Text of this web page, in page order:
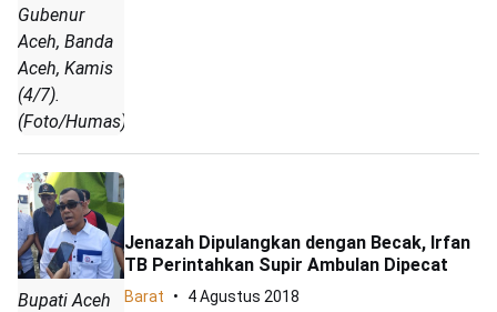
Gubenur
Aceh, Banda
Aceh, Kamis
(4/7).
(Foto/Humas)
Bupati Aceh
Jenazah Dipulangkan dengan Becak, Irfan
TB Perintahkan Supir Ambulan Dipecat
Barat 4 Agustus 2018